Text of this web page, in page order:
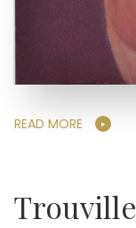
READ MORE